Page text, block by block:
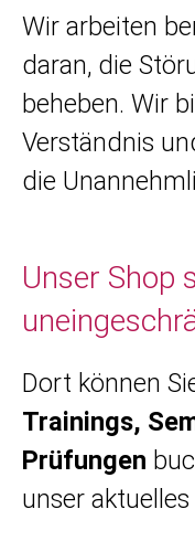
Wir arbeiten
daran, die
beheben. Wir
Verständnis
die
Unser Shop
Dort können
Trainings,
Prüfungen
unser